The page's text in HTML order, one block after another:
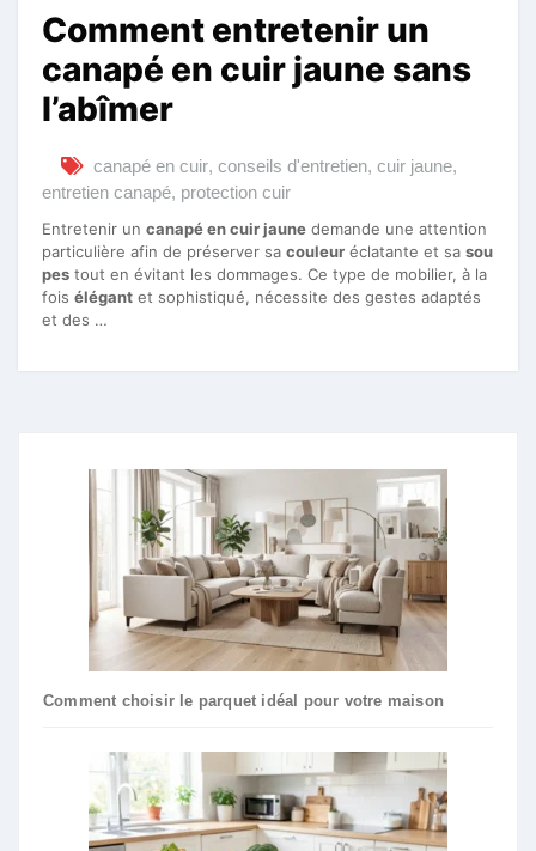
Comment entretenir un
canapé en cuir jaune sans
l’abîmer
canapé en cuir, conseils d'entretien, cuir jaune,
entretien canapé, protection cuir
Entretenir un canapé en cuir jaune demande une attention
particulière afin de préserver sa couleur éclatante et sa sou
pes tout en évitant les dommages. Ce type de mobilier, à la
fois élégant et sophistiqué, nécessite des gestes adaptés
et des …
Comment choisir le parquet idéal pour votre maison